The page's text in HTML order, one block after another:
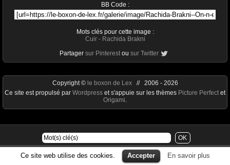
BB Code :
Mots clés pour cette image :
Cuir- Rachida Brakni
Partager sur Pinterest ou sur Twitter
Ce site web utilise des cookies. Accepter En savoir plus
Copyright © le boxon de Lex// 2006 - 2026
Ce site est propulsé par Wordpress et s'appuie sur les thèmes Picture Perfect et
Origami